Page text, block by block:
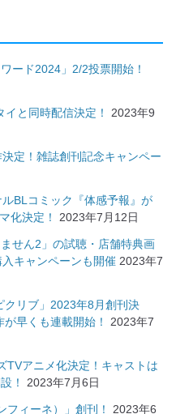
ード2024」2/2投票開始！
と同時配信決定！
2023年9
定！雑誌創刊記念キャンペー
BLコミック『体感予報』が
化決定！
2023年7月12日
せん2」の試聴・店舗特典画
キャンペーンも開催 2023年7
クリブ」2023年8月創刊決
早くも連載開始！
2023年7
TVアニメ化決定！キャストは
！
2023年7月6日
ィーネ）」創刊！ 2023年6